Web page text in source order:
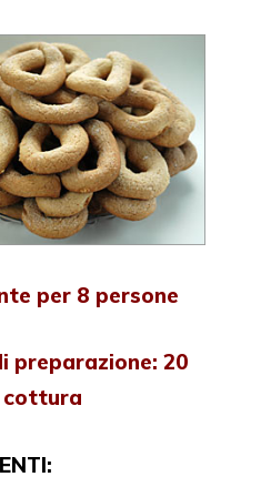
per 8 persone
preparazione: 20
cottura